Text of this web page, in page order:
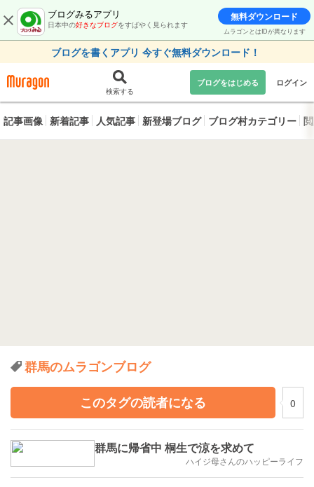
ブログみるアプリ
日本中の好きなブログをすばやく見られます
無料ダウンロード
ムラゴンとはIDが異なります
ブログを書くアプリ 今すぐ無料ダウンロード！
検索する
ブログをはじめる ログイン
記事画像 新着記事 人気記事 新登場ブログ ブログ村カテゴリー
群馬のムラゴンブログ
このタグの読者になる
0
群馬に帰省中 桐生で涼を求めて
ハイジ母さんのハッピーライフ